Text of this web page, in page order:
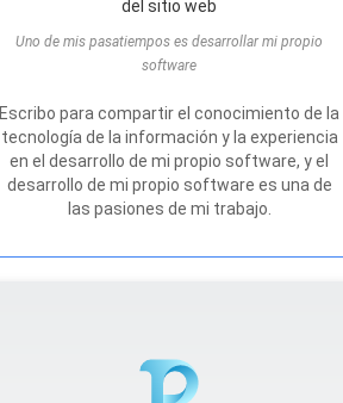
del sitio web
Uno de mis pasatiempos es desarrollar mi propio
software
Escribo para compartir el conocimiento de la
tecnología de la información y la experiencia
en el desarrollo de mi propio software, y el
desarrollo de mi propio software es una de
las pasiones de mi trabajo.